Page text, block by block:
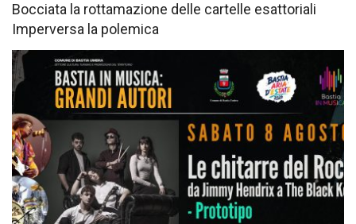
Bocciata la rottamazione delle cartelle esattoriali
Imperversa la polemica